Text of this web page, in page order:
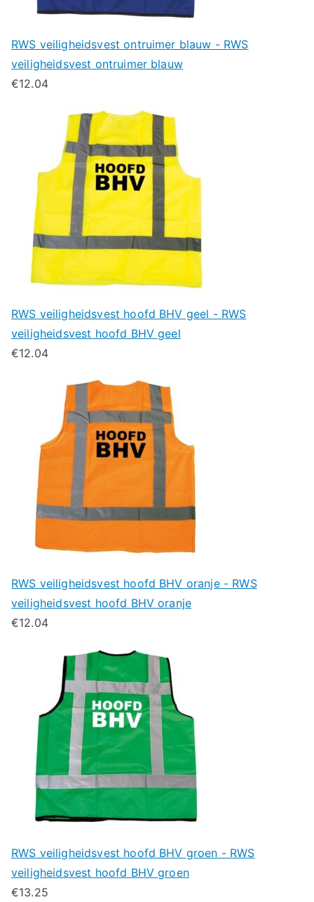
RWS veiligheidsvest ontruimer blauw - RWS
veiligheidsvest ontruimer blauw
€12.04
RWS veiligheidsvest hoofd BHV geel - RWS
veiligheidsvest hoofd BHV geel
€12.04
RWS veiligheidsvest hoofd BHV oranje - RWS
veiligheidsvest hoofd BHV oranje
€12.04
RWS veiligheidsvest hoofd BHV groen - RWS
veiligheidsvest hoofd BHV groen
€13.25